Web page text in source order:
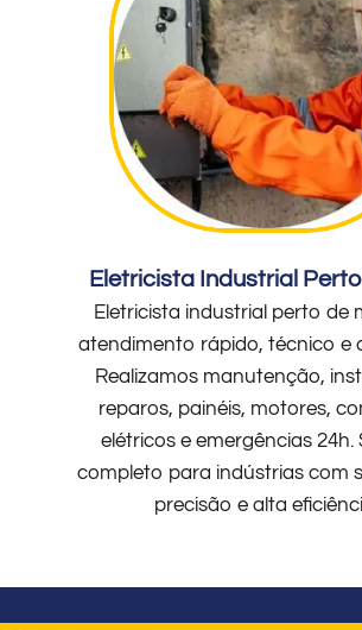
Eletricista Industrial
Eletricista industrial perto de
atendimento rápido, técnico e
Realizamos manutenção,
reparos, painéis, motores,
elétricos e emergências 24h.
completo para indústrias com
precisão e alta